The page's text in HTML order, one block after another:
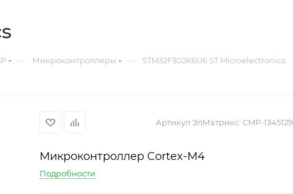
— Микроконтроллеры — STM32F302K6U6 ST Microelectronics
Артикул ЭлМатрикс: CMP-1345129
Микроконтроллер Cortex-M4
Подробности